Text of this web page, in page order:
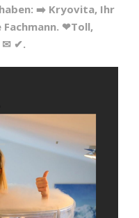
➡️ Kryovita, Ihr
❤Toll,
✉ ✔.